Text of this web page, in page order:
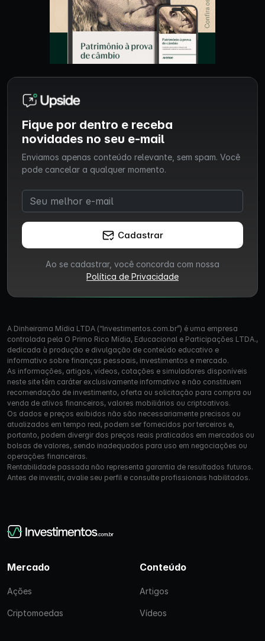
Fique por dentro e receba
novidades no seu e-mail
Enviamos apenas conteúdo relevante, sem spam. Você
pode cancelar a qualquer momento.
Cadastrar
Ao se cadastrar, você concorda com nossa
Política de Privacidade
A Dinheirama Mídia LTDA (“Investimentos.com.br”) é uma empresa
controlada pela O Primo Rico Mídia, Educacional e Participações LTDA.,
dedicada à produção e divulgação de conteúdo educativo e
informativo sobre finanças pessoais, investimentos e mercado.
As informações, artigos, vídeos, cotações e simuladores disponíveis
neste site têm caráter exclusivamente informativo e não constituem
recomendação de investimento, oferta ou solicitação para compra ou
venda de ativos financeiros, valores mobiliários ou criptoativos.
Os dados e preços exibidos não são necessariamente precisos ou
atualizados em tempo real, podem ser fornecidos por terceiros e,
portanto, podem divergir dos preços reais praticados em mercados ou
bolsas de valores, sendo inadequados para uso em negociações ou
operações financeiras.
Rentabilidade passada não representa garantia de resultados futuros.
Antes de investir, avalie seu perfil e consulte profissionais habilitados.
Mercado
Ações
Criptomoedas
Conteúdo
Artigos
Vídeos